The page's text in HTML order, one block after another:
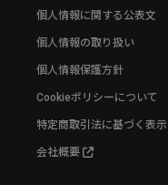
個人情報に関する公表文
個人情報の取り扱い
個人情報保護方針
Cookieポリシーについて
特定商取引法に基づく表示
会社概要